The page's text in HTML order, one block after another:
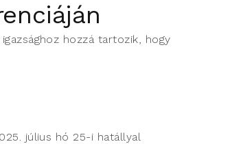
hozzá tartozik, hogy
július hó 25-i hatállyal